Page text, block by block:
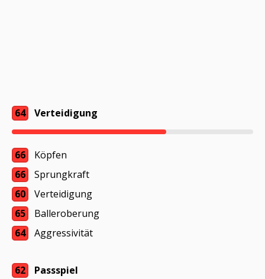
64 Verteidigung
66
Köpfen
66
Sprungkraft
60
Verteidigung
65
Balleroberung
64
Aggressivität
62 Passspiel